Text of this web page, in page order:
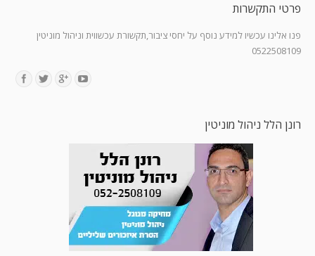
פרטי התקשרות
פנו אלינו עכשיו למידע נוסף על יחסי ציבור,תקשורת עכשווית וניהול מוניטין
0522508109
רונן הלל ניהול מוניטין